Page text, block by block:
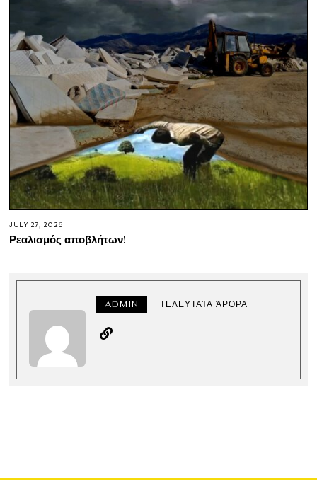
JULY 27, 2026
Ρεαλισμός αποβλήτων!
ADMIN ΤΕΛΕΥΤΑΊΑ ΆΡΘΡΑ